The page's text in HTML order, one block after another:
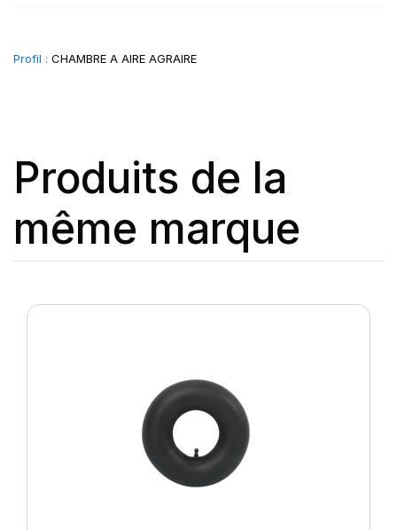
Profil : CHAMBRE A AIRE AGRAIRE
Produits de la
même marque